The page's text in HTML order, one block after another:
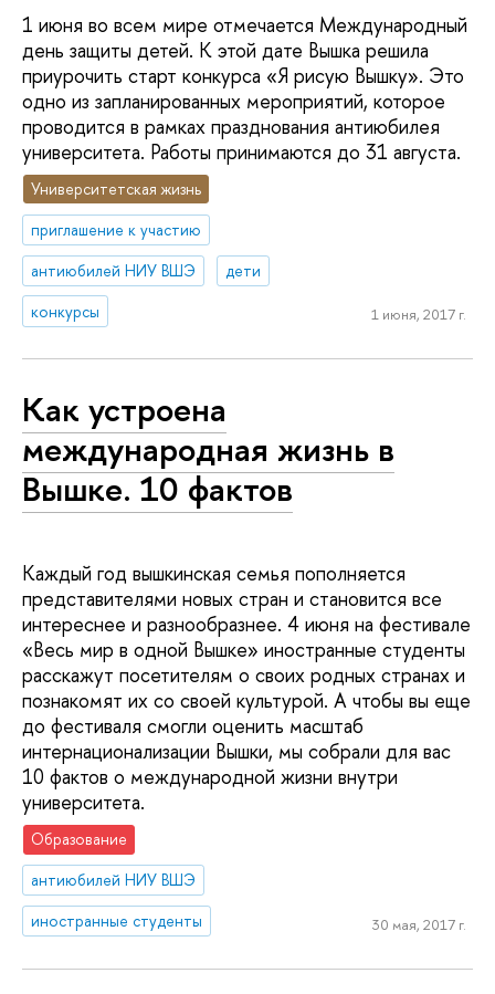
1 июня во всем мире отмечается Международный
день защиты детей. К этой дате Вышка решила
приурочить старт конкурса «Я рисую Вышку». Это
одно из запланированных мероприятий, которое
проводится в рамках празднования антиюбилея
университета. Работы принимаются до 31 августа.
Университетская жизнь
приглашение к участию
антиюбилей НИУ ВШЭ
дети
конкурсы
1 июня, 2017 г.
Как устроена
международная жизнь в
Вышке. 10 фактов
Каждый год вышкинская семья пополняется
представителями новых стран и становится все
интереснее и разнообразнее. 4 июня на фестивале
«Весь мир в одной Вышке» иностранные студенты
расскажут посетителям о своих родных странах и
познакомят их со своей культурой. А чтобы вы еще
до фестиваля смогли оценить масштаб
интернационализации Вышки, мы собрали для вас
10 фактов о международной жизни внутри
университета.
Образование
антиюбилей НИУ ВШЭ
иностранные студенты
30 мая, 2017 г.